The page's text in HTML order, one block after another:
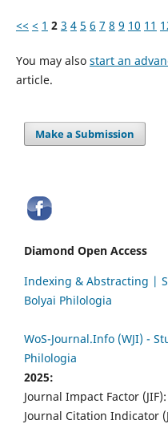
<< < 1 2 3 4 5 6 7 8 9 10 11
You may also start an
article.
Make a Submission
Diamond Open Access
Indexing & Abstracting |
Bolyai Philologia
WoS-Journal.Info (WJI) -
Philologia
2025:
Journal Impact Factor (JIF):
Journal Citation Indicator